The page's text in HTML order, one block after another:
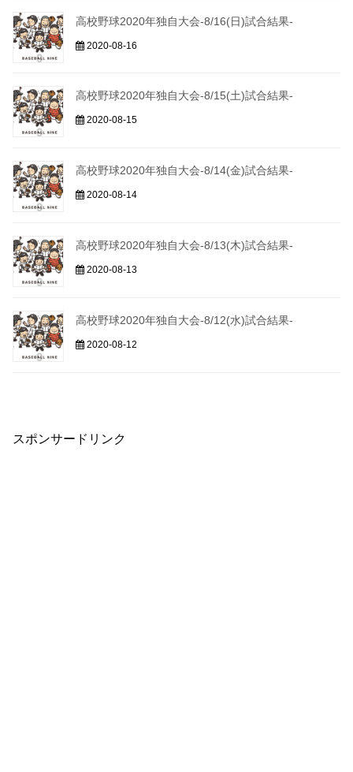
高校野球2020年独自大会-8/16(日)試合結果-
2020-08-16
高校野球2020年独自大会-8/15(土)試合結果-
2020-08-15
高校野球2020年独自大会-8/14(金)試合結果-
2020-08-14
高校野球2020年独自大会-8/13(木)試合結果-
2020-08-13
高校野球2020年独自大会-8/12(水)試合結果-
2020-08-12
スポンサードリンク